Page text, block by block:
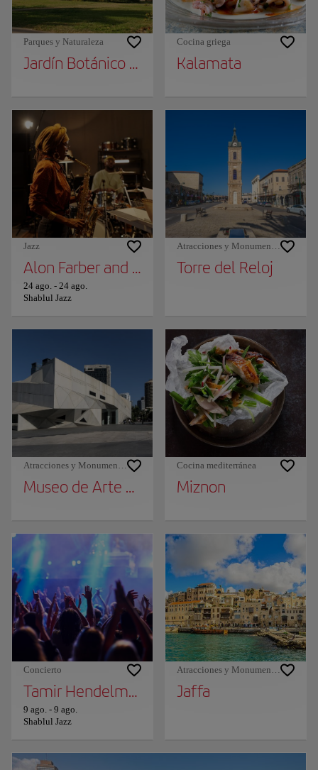
Parques y Naturaleza
Jardín Botánico Ein Gedi
Cocina griega
Kalamata
Jazz
Alon Farber and Avishai Cohen (trompette)
24 ago. - 24 ago.
Shablul Jazz
Atracciones y Monumentos
Torre del Reloj
Atracciones y Monumentos
Museo de Arte de Tel Aviv
Cocina mediterránea
Miznon
Concierto
Tamir Hendelman and Tierney Sutton
9 ago. - 9 ago.
Shablul Jazz
Atracciones y Monumentos
Jaffa